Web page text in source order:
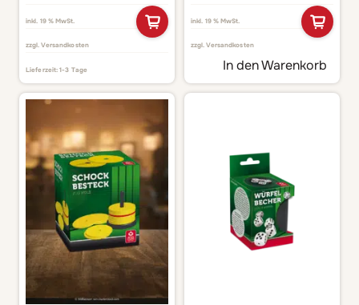
inkl. 19 % MwSt.
zzgl. Versandkosten
Lieferzeit:1-3 Tage
inkl. 19 % MwSt.
zzgl. Versandkosten
In den Warenkorb